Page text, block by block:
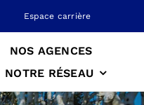
Espace carrière
NOS AGENCES
NOTRE RÉSEAU